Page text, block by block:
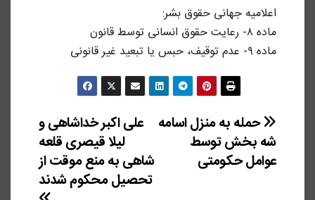
اعلامیه جهانی حقوق بشر:
ماده ۸- رعایت حقوق انسانی توسط قانون
ماده ۹- عدم توقیف، حبس یا تبعید غیر قانونی
راهبری
نوشته
علی اکبر خداشاهی و
لیلا قیصری قلعه
شاهی به منع موقت از
تحصیل محکوم شدند
حمله به منزل اسامه
شه بخش توسط
عوامل حکومتی